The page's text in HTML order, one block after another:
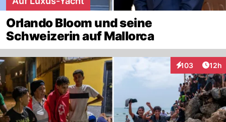
Orlando Bloom und seine
Schweizerin auf Mallorca
103
Interaktionen
12h